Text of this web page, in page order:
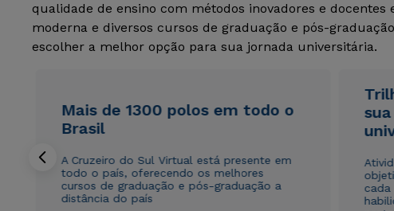
qualidade de ensino com métodos inovadores e
moderna e diversos cursos de graduação e pós-
escolher a melhor opção para sua jornada universitária.
Mais de 1300 polos em todo o
Brasil
A Cruzeiro do Sul Virtual está presente em
todo o país, oferecendo os melhores
cursos de graduação e pós-graduação a
distância do país
cada